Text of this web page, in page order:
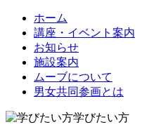
ホーム
講座・イベント案内
お知らせ
施設案内
ムーブについて
男女共同参画とは
学びたい方